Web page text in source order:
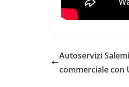
Autoservizi
commerciale con